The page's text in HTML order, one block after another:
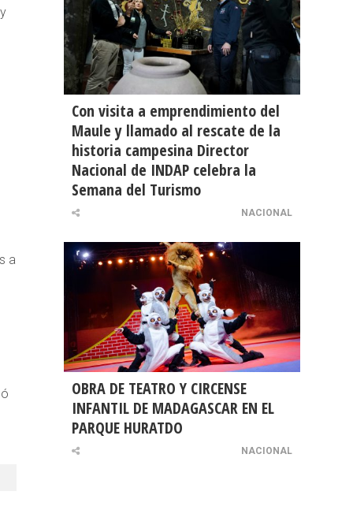
a
Con visita a emprendimiento del
Maule y llamado al rescate de la
historia campesina Director
Nacional de INDAP celebra la
Semana del Turismo
NACIONAL
OBRA DE TEATRO Y CIRCENSE
INFANTIL DE MADAGASCAR EN EL
PARQUE HURATDO
NACIONAL